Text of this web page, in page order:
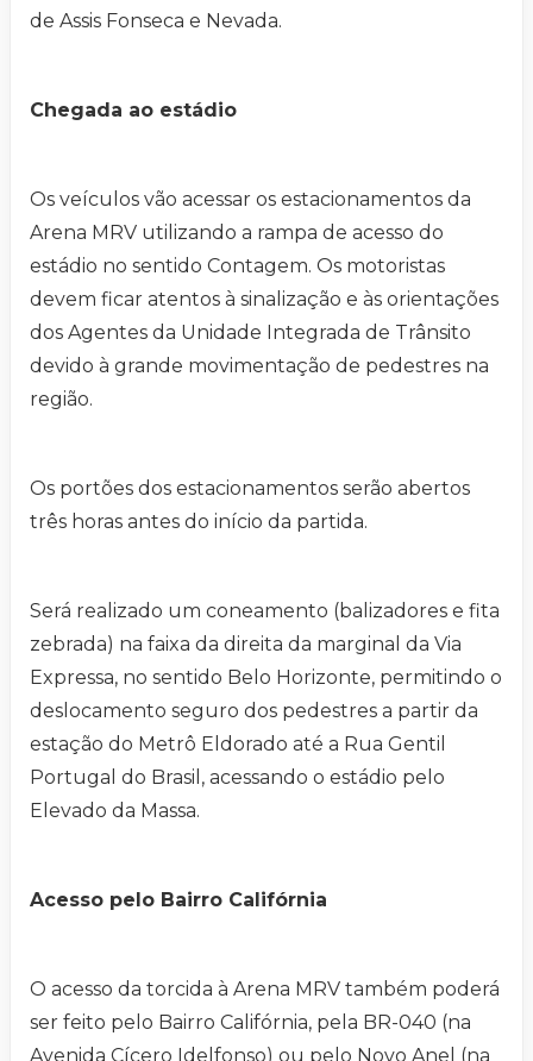
de Assis Fonseca e Nevada.
Chegada ao estádio
Os veículos vão acessar os estacionamentos da
Arena MRV utilizando a rampa de acesso do
estádio no sentido Contagem. Os motoristas
devem ficar atentos à sinalização e às orientações
dos Agentes da Unidade Integrada de Trânsito
devido à grande movimentação de pedestres na
região.
Os portões dos estacionamentos serão abertos
três horas antes do início da partida.
Será realizado um coneamento (balizadores e fita
zebrada) na faixa da direita da marginal da Via
Expressa, no sentido Belo Horizonte, permitindo o
deslocamento seguro dos pedestres a partir da
estação do Metrô Eldorado até a Rua Gentil
Portugal do Brasil, acessando o estádio pelo
Elevado da Massa.
Acesso pelo Bairro Califórnia
O acesso da torcida à Arena MRV também poderá
ser feito pelo Bairro Califórnia, pela BR-040 (na
Avenida Cícero Idelfonso) ou pelo Novo Anel (na